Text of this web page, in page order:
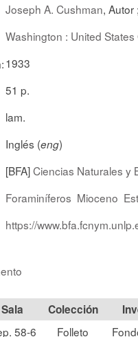
Joseph A. Cushman, Autor ;
Washington : United
1933
51 p.
lam.
Inglés (eng)
[BFA]Ciencias Naturales y
Foraminíferos Mioceno
https://
Sala Colección
58-6 Folleto